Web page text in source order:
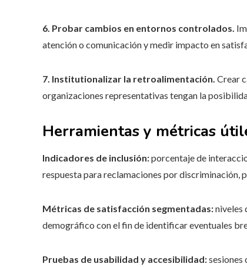
6. Probar cambios en entornos controlados.
atención o comunicación y medir impacto en
7. Institutionalizar la retroalimentación. Crear
organizaciones representativas tengan la
Herramientas y métricas
Indicadores de inclusión:porcentaje de
respuesta para reclamaciones por discriminación,
Métricas de satisfacción segmentadas:niveles
demográfico con el fin de identificar eventuales
Pruebas de usabilidad y accesibilidad:sesiones